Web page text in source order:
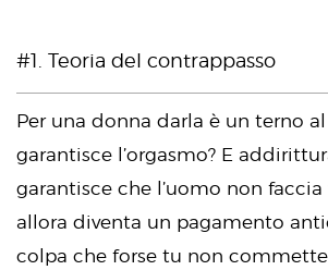
#1. Teoria del contrappasso
Per una donna darla è un terno
garantisce l’orgasmo? E
garantisce che l’uomo non faccia
allora diventa un pagamento
colpa che forse tu non